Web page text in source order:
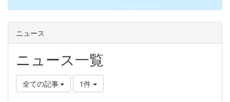
ニュース
ニュース一覧
全ての記事 1件